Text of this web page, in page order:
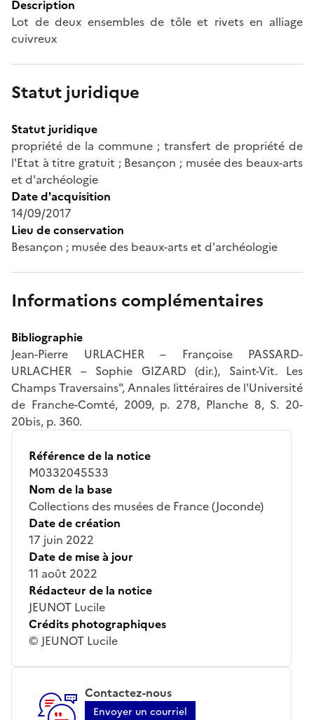
Description
Lot de deux ensembles de tôle et rivets en alliage
cuivreux
Statut juridique
Statut juridique
propriété de la commune ; transfert de propriété de
l'Etat à titre gratuit ; Besançon ; musée des beaux-arts
et d'archéologie
Date d'acquisition
14/09/2017
Lieu de conservation
Besançon ; musée des beaux-arts et d'archéologie
Informations complémentaires
Bibliographie
Jean-Pierre URLACHER – Françoise PASSARD-
URLACHER – Sophie GIZARD (dir.), Saint-Vit. Les
Champs Traversains", Annales littéraires de l'Université
de Franche-Comté, 2009, p. 278, Planche 8, S. 20-
20bis, p. 360.
Référence de la notice
M0332045533
Nom de la base
Collections des musées de France (Joconde)
Date de création
17 juin 2022
Date de mise à jour
11 août 2022
Rédacteur de la notice
JEUNOT Lucile
Crédits photographiques
© JEUNOT Lucile
Contactez-nous
Envoyer un courriel